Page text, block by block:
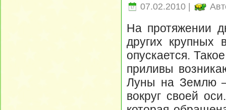
07.02.2010 |
На протяжении
других крупных
опускается.
приливы
Луны на Землю
вокруг своей